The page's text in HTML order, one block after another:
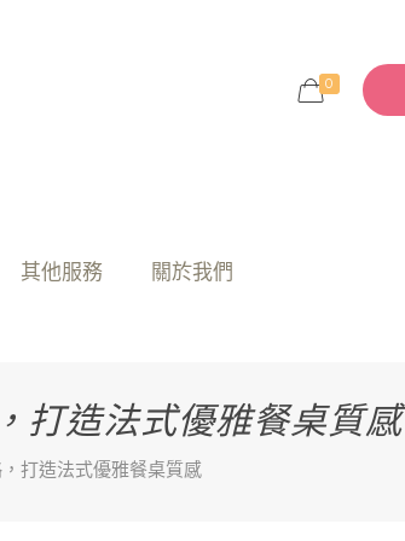
其他服務 關於我們
0
打造法式優雅餐桌質感
打造法式優雅餐桌質感